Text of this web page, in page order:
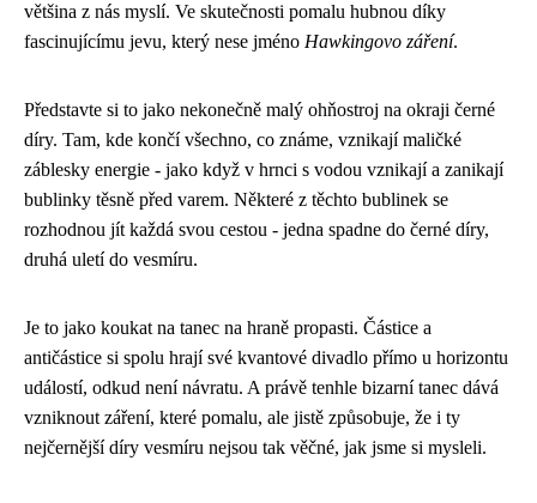
většina z nás myslí. Ve skutečnosti pomalu hubnou díky
fascinujícímu jevu, který nese jméno Hawkingovo záření.
Představte si to jako nekonečně malý ohňostroj na okraji černé
díry. Tam, kde končí všechno, co známe, vznikají maličké
záblesky energie - jako když v hrnci s vodou vznikají a zanikají
bublinky těsně před varem. Některé z těchto bublinek se
rozhodnou jít každá svou cestou - jedna spadne do černé díry,
druhá uletí do vesmíru.
Je to jako koukat na tanec na hraně propasti. Částice a
antičástice si spolu hrají své kvantové divadlo přímo u horizontu
událostí, odkud není návratu. A právě tenhle bizarní tanec dává
vzniknout záření, které pomalu, ale jistě způsobuje, že i ty
nejčernější díry vesmíru nejsou tak věčné, jak jsme si mysleli.